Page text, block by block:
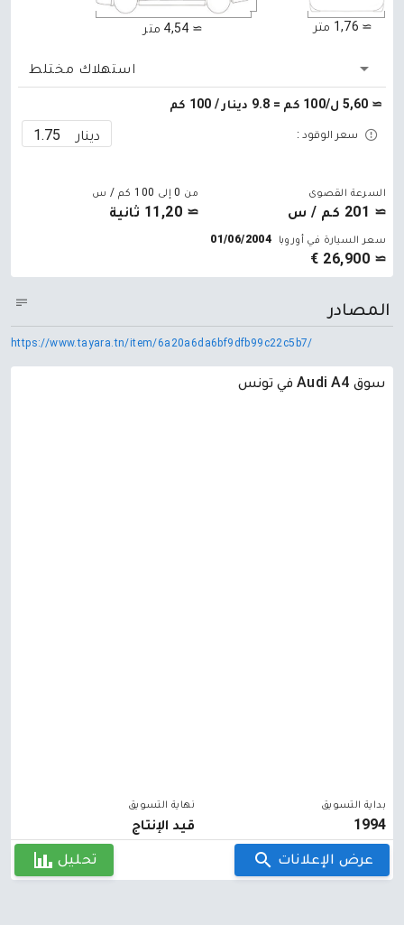
≃ 4,54 متر ≃ 1,76 متر
استهلاك مختلط
≃ 5,60 ل/100 كم = 9.8 دينار / 100 كم
سعر الوقود : دينار
السرعة القصوى
≃ 201 كم / س
من 0 إلى 100 كم / س
≃ 11,20 ثانية
سعر السيارة في أوروبا 01/06/2004
≃ 26,900 €
المصادر
https://www.tayara.tn/item/6a20a6da6bf9dfb99c22c5b7/
سوق Audi A4 في تونس
بداية التسويق
1994
نهاية التسويق
قيد الإنتاج
عرض الإعلانات تحليل